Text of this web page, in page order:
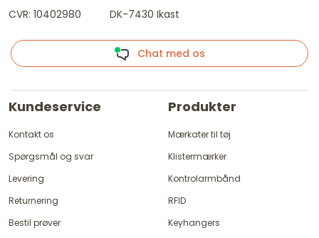
CVR: 10402980
DK-7430 Ikast
Chat med os
Kundeservice
Kontakt os
Spørgsmål og svar
Levering
Returnering
Bestil prøver
Produkter
Mærkater til tøj
Klistermærker
Kontrolarmbånd
RFID
Keyhangers